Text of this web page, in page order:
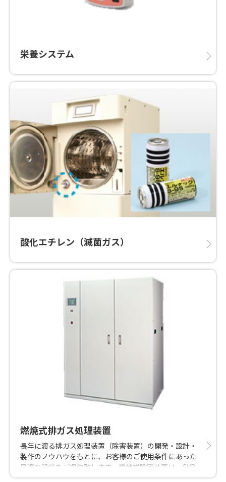
栄養システム
酸化エチレン（滅菌ガス）
燃焼式排ガス処理装置
長年に渡る排ガス処理装置（除害装置）の開発・設計・
製作のノウハウをもとに、お客様のご使用条件にあった
最適な設備をご提供致します。燃焼式除害装置は、CVD
プロセスやエッチングプロセスで排出される可燃性、毒